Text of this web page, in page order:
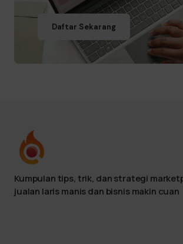
Daftar Sekarang
Kumpulan tips, trik, dan strategi
jualan laris manis dan bisnis makin cuan